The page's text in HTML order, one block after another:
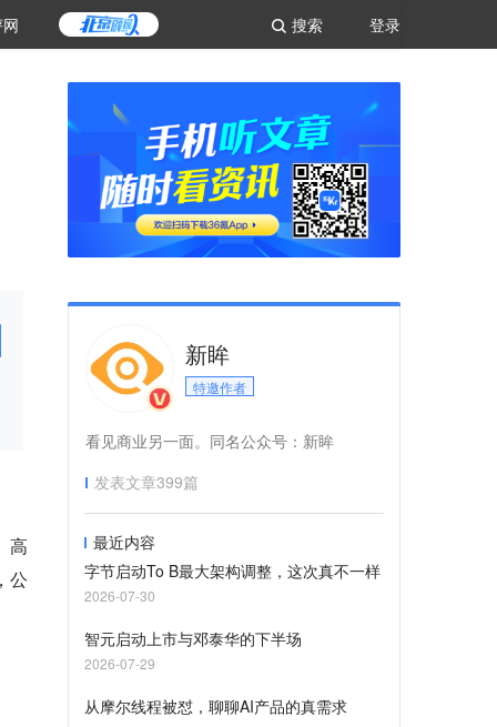
登录
搜索
高
公
新眸
特邀作者
看见商业另一面。同名公众号：新眸
发表文章399篇
最近内容
字节启动To B最大架构调整，这次真不一样
2026-07-30
智元启动上市与邓泰华的下半场
2026-07-29
从摩尔线程被怼，聊聊AI产品的真需求